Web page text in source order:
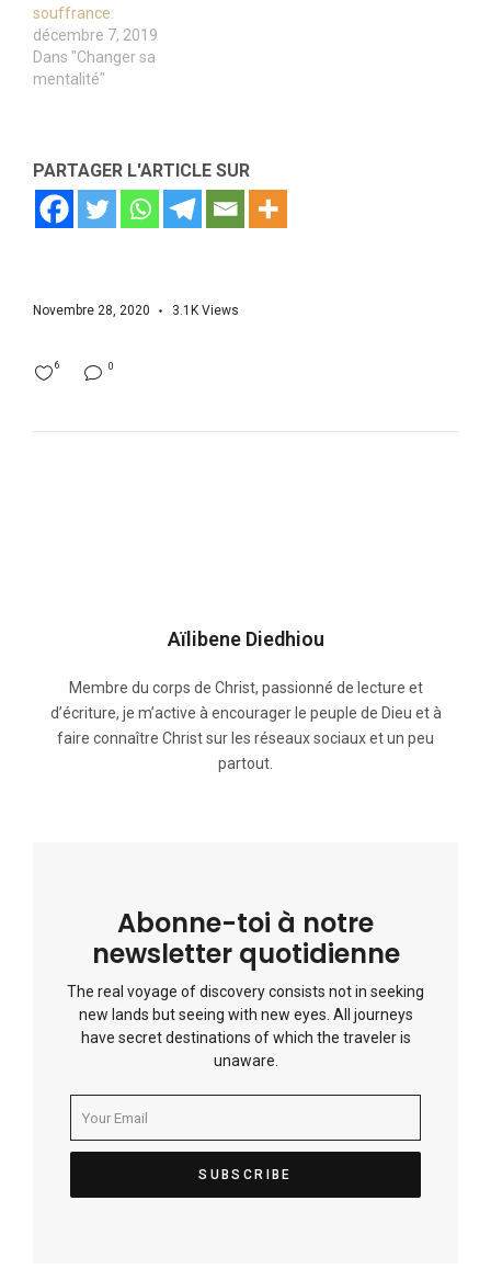
souffrance.
décembre 7, 2019
Dans "Changer sa
mentalité"
PARTAGER L'ARTICLE SUR
Novembre 28, 2020 3.1K Views
0
6
Aïlibene Diedhiou
Membre du corps de Christ, passionné de lecture et
d’écriture, je m’active à encourager le peuple de Dieu et à
faire connaître Christ sur les réseaux sociaux et un peu
partout.
Abonne-toi à notre
newsletter quotidienne
The real voyage of discovery consists not in seeking
new lands but seeing with new eyes. All journeys
have secret destinations of which the traveler is
unaware.